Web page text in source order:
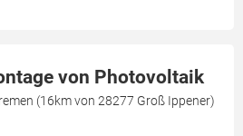
von Photovoltaik
(16km von 28277 Groß Ippener)